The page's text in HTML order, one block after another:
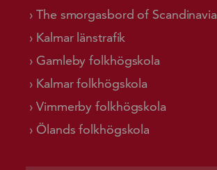
The smorgasbord of Scandinavia
Kalmar länstrafik
Gamleby folkhögskola
Kalmar folkhögskola
Vimmerby folkhögskola
Ölands folkhögskola